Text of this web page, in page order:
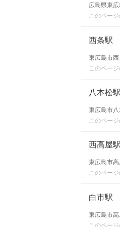
広島県東
このペー
西条駅
東広島市
このペー
八本松駅
東広島市
このペー
西高屋駅
東広島市
このペー
白市駅
東広島市
このペー